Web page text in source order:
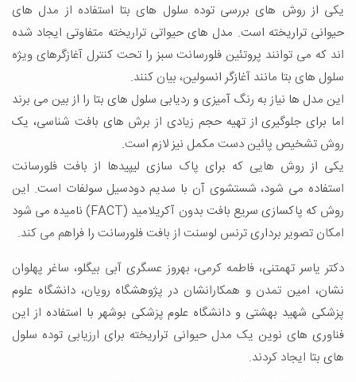
یکی از روش های بررسی توده سلول های بتا استفاده از مدل های
حیوانی تراریخته است. مدل های حیواتی تراریخته متفاوتی ایجاد شده
اند که می توانند پروتئین فلورسانت سبز را تحت کنترل آغازگرهای ویژه
سلول های بتا مانند آغازگر انسولین، بیان کنند.
این مدل ها نیاز به رنگ آمیزی و ردیابی سلول های بتا را از بین می برند
اما برای جلوگیری از تهیه حجم زیادی از برش های بافت شناسی، یک
روش تشخیص پائین دست مکمل نیز لازم است.
یکی از روش هایی که برای پاک سازی لیپیدها از بافت فلورسانت
استفاده می شود، شستشوی آن با سدیم دودسیل سولفات است. این
روش که پاکسازی سریع بافت بدون آکریلامید (FACT) نامیده می شود
امکان تصویر برداری ترنس لوسنت از بافت فلورسانت را فراهم می کند.
دکتر یاسر تهمتنی، فاطمه کرمی، بهروز عسگری آبی بیگلو، ساغر پهلوان
نشان، امین تمدن و همکارانشان در پژوهشگاه رویان، دانشگاه علوم
پزشکی شهید بهشتی و دانشگاه علوم پزشکی بوشهر با استفاده از این
فناوری های نوین یک مدل حیوانی تراریخته برای ارزیابی توده سلول
های بتا ایجاد کردند.